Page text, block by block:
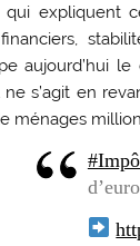
qui expliquent
aujourd’hui
s’agit en
ménages